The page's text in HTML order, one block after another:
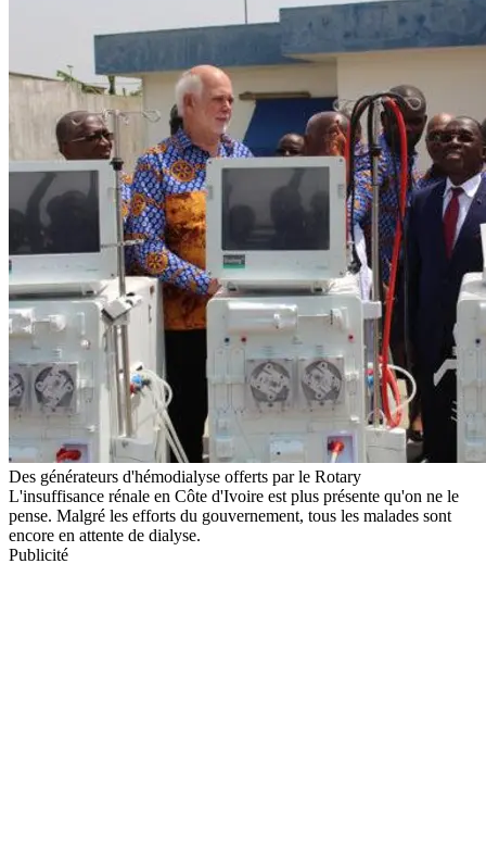
Des générateurs d'hémodialyse offerts par le Rotary
L'insuffisance rénale en Côte d'Ivoire est plus présente qu'on ne le
pense. Malgré les efforts du gouvernement, tous les malades sont
encore en attente de dialyse.
Publicité